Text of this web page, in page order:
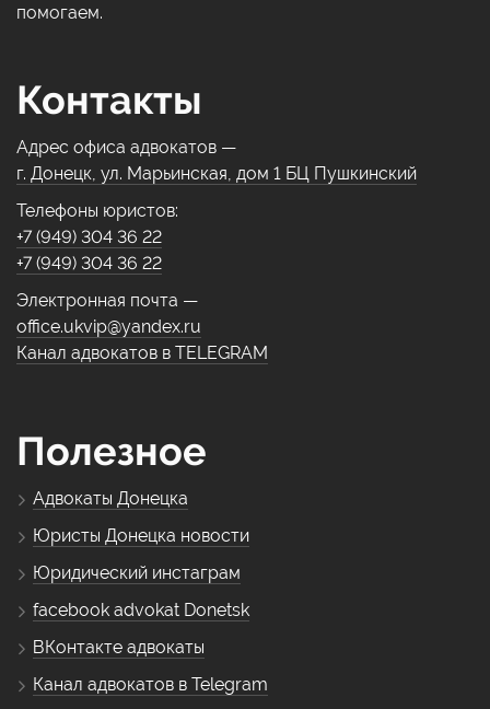
помогаем.
Контакты
Адрес офиса адвокатов —
г. Донецк, ул. Марьинская, дом 1 БЦ Пушкинский
Телефоны юристов:
+7 (949) 304 36 22
+7 (949) 304 36 22
Электронная почта —
office.ukvip@yandex.ru
Канал адвокатов в TELEGRAM
Полезное
Адвокаты Донецка
Юристы Донецка новости
Юридический инстаграм
facebook advokat Donetsk
ВКонтакте адвокаты
Канал адвокатов в Telegram